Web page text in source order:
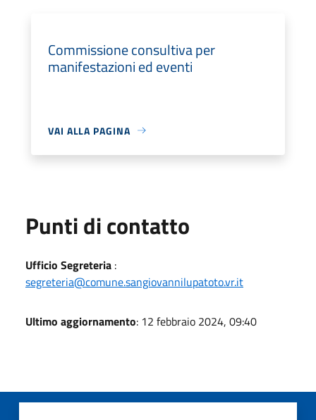
Commissione consultiva per
manifestazioni ed eventi
VAI ALLA PAGINA
Punti di contatto
Ufficio Segreteria :
segreteria@comune.sangiovannilupatoto.vr.it
Ultimo aggiornamento: 12 febbraio 2024, 09:40